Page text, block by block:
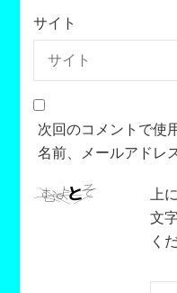
サイト
次回のコメントで使
名前、メールアドレ
上
文
く